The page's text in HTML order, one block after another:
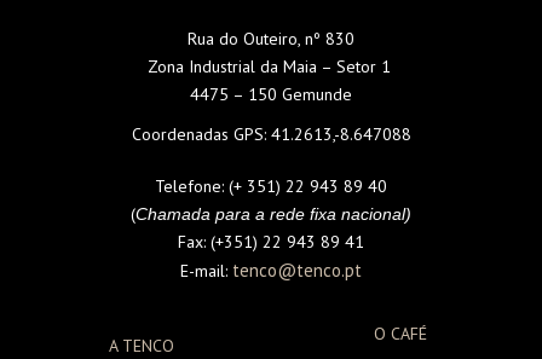
Rua do Outeiro, nº 830
Zona Industrial da Maia – Setor 1
4475 – 150 Gemunde
Coordenadas GPS:41.2613,-8.647088
Telefone: (+ 351) 22 943 89 40
(Chamada para a rede fixa nacional)
Fax: (+351) 22 943 89 41
E-mail: tenco@tenco.pt
A TENCO
O CAFÉ